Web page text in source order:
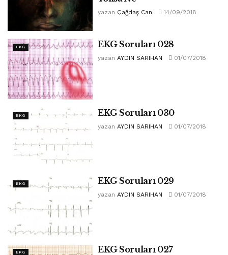
yazan Çağdaş Can 14/09/2018
EKG EKG Soruları 028
yazan AYDIN SARIHAN 01/07/2018
EKG EKG Soruları 030
yazan AYDIN SARIHAN 01/07/2018
EKG EKG Soruları 029
yazan AYDIN SARIHAN 01/07/2018
EKG EKG Soruları 027